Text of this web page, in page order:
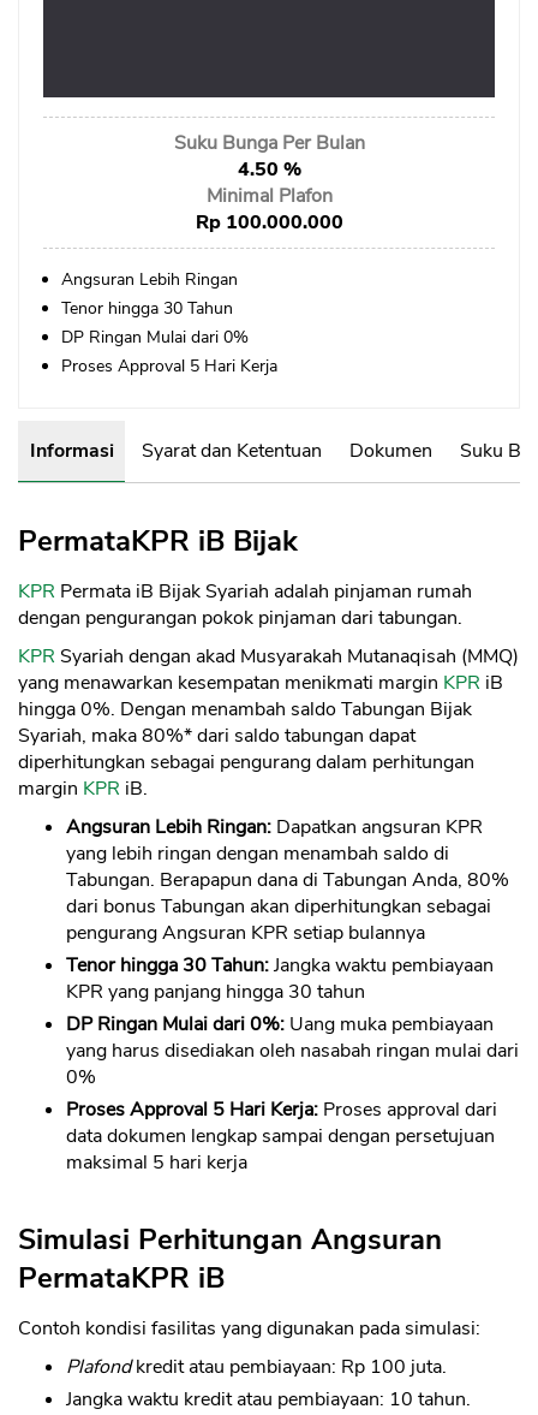
Assets Crypto
Asuransi
Asuransi Jiwa
Asuransi Kesehatan
Asuransi Syariah
Suku Bunga Per Bulan
4.50 %
Minimal Plafon
Rp 100.000.000
Angsuran Lebih Ringan
Tenor hingga 30 Tahun
DP Ringan Mulai dari 0%
Proses Approval 5 Hari Kerja
Informasi Syarat dan Ketentuan Dokumen Suku
PermataKPR iB Bijak
KPR Permata iB Bijak Syariah adalah pinjaman rumah
dengan pengurangan pokok pinjaman dari tabungan.
KPR Syariah dengan akad Musyarakah Mutanaqisah (MMQ)
yang menawarkan kesempatan menikmati margin KPR iB
hingga 0%. Dengan menambah saldo Tabungan Bijak
Syariah, maka 80%* dari saldo tabungan dapat
diperhitungkan sebagai pengurang dalam perhitungan
margin KPR iB.
Angsuran Lebih Ringan: Dapatkan angsuran KPR
yang lebih ringan dengan menambah saldo di
Tabungan. Berapapun dana di Tabungan Anda, 80%
dari bonus Tabungan akan diperhitungkan sebagai
pengurang Angsuran KPR setiap bulannya
Tenor hingga 30 Tahun:Jangka waktu pembiayaan
KPR yang panjang hingga 30 tahun
DP Ringan Mulai dari 0%: Uang muka pembiayaan
yang harus disediakan oleh nasabah ringan mulai dari
0%
Proses Approval 5 Hari Kerja: Proses approval dari
data dokumen lengkap sampai dengan persetujuan
maksimal 5 hari kerja
Simulasi Perhitungan Angsuran
PermataKPR iB
Contoh kondisi fasilitas yang digunakan pada simulasi:
Plafondkredit atau pembiayaan: Rp 100 juta.
Jangka waktu kredit atau pembiayaan: 10 tahun.